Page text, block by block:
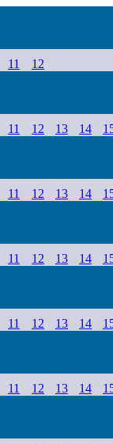
11 12
11 12 13 14
11 12 13 14
11 12 13 14
11 12 13 14
11 12 13 14